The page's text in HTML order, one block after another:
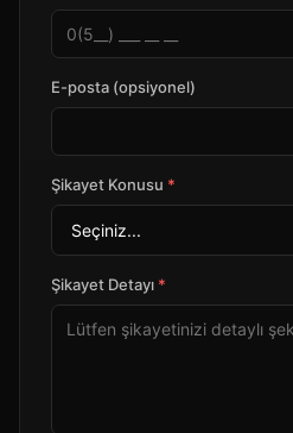
E-posta (opsiyonel)
Şikayet Konusu *
Şikayet Detayı *